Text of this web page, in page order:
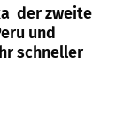
 der zweite
und
schneller